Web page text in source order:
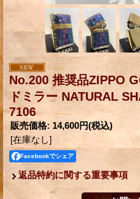
No.200 推奨品ZIPPO
ドミラー NATURAL
7106
販売価格: 14,600円(税込)
[在庫なし]
Facebookでシェア
返品特約に関する重要事項